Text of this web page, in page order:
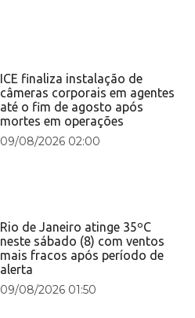
ICE finaliza instalação de
câmeras corporais em agentes
até o fim de agosto após
mortes em operações
09/08/2026 02:00
Rio de Janeiro atinge 35ºC
neste sábado (8) com ventos
mais fracos após período de
alerta
09/08/2026 01:50